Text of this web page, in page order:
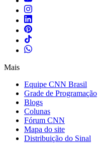
Mais
Equipe CNN Brasil
Grade de Programação
Blogs
Colunas
Fórum CNN
Mapa do site
Distribuição do Sinal